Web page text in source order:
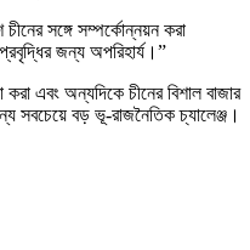
সঙ্গে সম্পর্কোন্নয়ন করা
জন্য অপরিহার্য।”
এবং অন্যদিকে চীনের বিশাল বাজার
সবচেয়ে বড় ভূ-রাজনৈতিক চ্যালেঞ্জ।